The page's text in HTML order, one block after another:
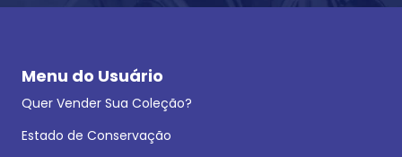
Menu do Usuário
Quer Vender Sua Coleção?
Estado de Conservação